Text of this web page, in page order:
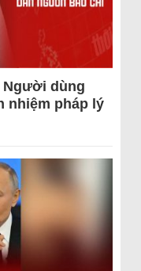
Người dùng
nhiệm pháp lý